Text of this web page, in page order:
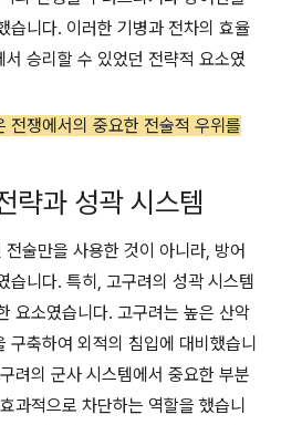
습니다. 이러한 기병과 전차의 효율
승리할 수 있었던 전략적 요소였
전쟁에서의 중요한 전술적 우위를
략과 성곽 시스템
술만을 사용한 것이 아니라, 방어
습니다. 특히, 고구려의 성곽 시스템
요소였습니다. 고구려는 높은 산악
구축하여 외적의 침입에 대비했습니
려의 군사 시스템에서 중요한 부분
과적으로 차단하는 역할을 했습니